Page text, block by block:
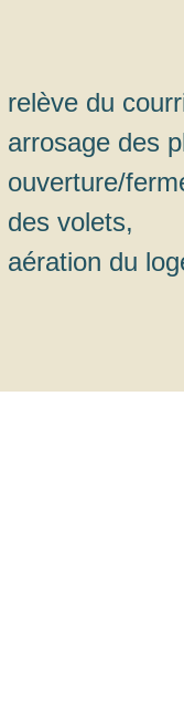
relève du
arrosage des
ouverture/
des volets,
aération du